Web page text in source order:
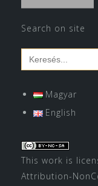
Search on site
Search
for:
Magyar
English
This work is
Attribution-